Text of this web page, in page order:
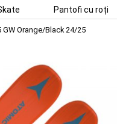
Pantofi cu roți
Orange/Black 24/25